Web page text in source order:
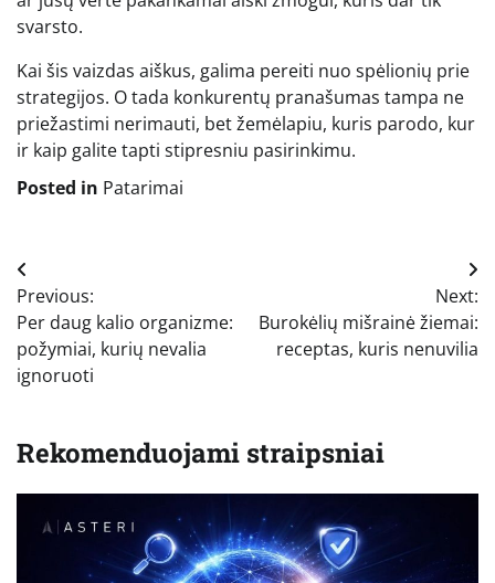
svarsto.
Kai šis vaizdas aiškus, galima pereiti nuo spėlionių prie
strategijos. O tada konkurentų pranašumas tampa ne
priežastimi nerimauti, bet žemėlapiu, kuris parodo, kur
ir kaip galite tapti stipresniu pasirinkimu.
Posted in Patarimai
Navigacija
tarp
įrašų
Previous:
Per daug kalio organizme:
požymiai, kurių nevalia
ignoruoti
Next:
Burokėlių mišrainė žiemai:
receptas, kuris nenuvilia
Rekomenduojami straipsniai